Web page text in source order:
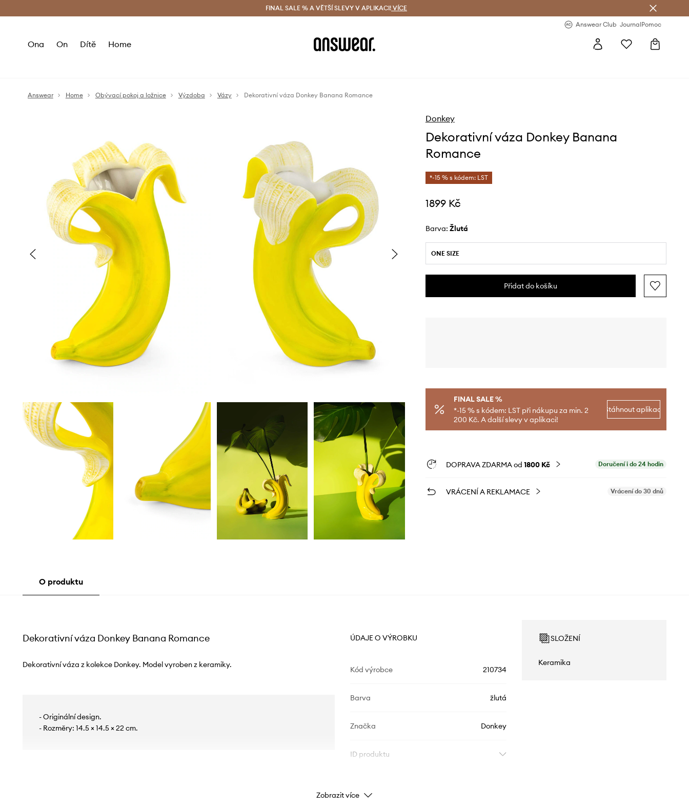
Doručení a vrácení zdarma (od 1800 Kč) Doručení i do 24 h
FINAL SALE % A VĚTŠÍ SLEVY V APLIKACI! VÍCE
Answear Club JournalPomoc
Ona On Dítě Home
Answear Home Obývací pokoj a ložnice Výzdoba Vázy Dekorativní váza Donkey Banana Romance
Donkey
Dekorativní váza Donkey Banana
Romance
*-15 % s kódem: LST
1899 Kč
Barva: žlutá
ONE SIZE
Přidat do košíku
FINAL SALE %
*-15 % s kódem: LST při nákupu za min. 2
200 Kč. A další slevy v aplikaci!
Stáhnout aplikaci
DOPRAVA ZDARMA od 1800 Kč Doručení i do 24 hodin
VRÁCENÍ A REKLAMACE Vrácení do 30 dnů
O produktu
Dekorativní váza Donkey Banana Romance
Dekorativní váza z kolekce Donkey. Model vyroben z keramiky.
- Originální design.
- Rozměry: 14.5 × 14.5 × 22 cm.
ÚDAJE O VÝROBKU
Kód výrobce 210734
Barva žlutá
Značka Donkey
ID produktu
SLOŽENÍ
Keramika
Zobrazit více